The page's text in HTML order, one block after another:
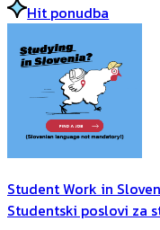
Hit ponudba
Student Work in
Studentski poslovi za